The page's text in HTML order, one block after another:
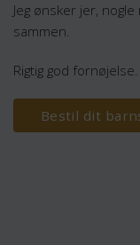
Jeg ønsker jer,
sammen.
Rigtig god fornøjelse.
Bestil dit